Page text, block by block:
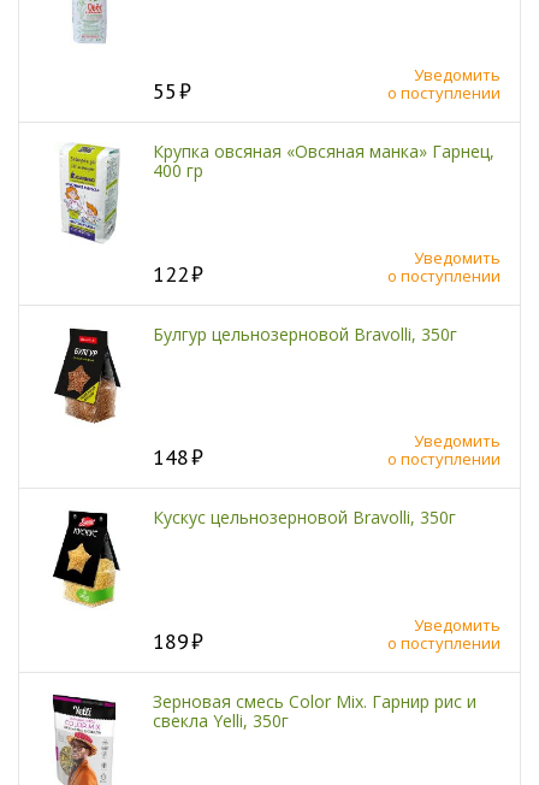
55
Уведомить
о поступлении
Крупка овсяная «Овсяная манка» Гарнец,
400 гр
122
Уведомить
о поступлении
Булгур цельнозерновой Bravolli, 350г
148
Уведомить
о поступлении
Кускус цельнозерновой Bravolli, 350г
189
Уведомить
о поступлении
Зерновая смесь Color Mix. Гарнир рис и
свекла Yelli, 350г